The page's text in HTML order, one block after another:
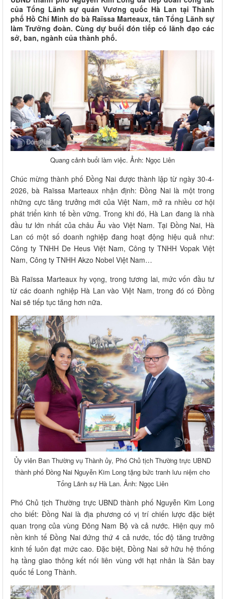
của Tổng Lãnh sự quán Vương quốc Hà Lan tại Thành
phố Hồ Chí Minh do bà Raïssa Marteaux, tân Tổng Lãnh sự
làm Trưởng đoàn. Cùng dự buổi đón tiếp có lãnh đạo các
sở, ban, ngành của thành phố.
Quang cảnh buổi làm việc. Ảnh: Ngọc Liên
Chúc mừng thành phố Đồng Nai được thành lập từ ngày 30-4-
2026, bà Raïssa Marteaux nhận định: Đồng Nai là một trong
những cực tăng trưởng mới của Việt Nam, mở ra nhiều cơ hội
phát triển kinh tế bền vững. Trong khi đó, Hà Lan đang là nhà
đầu tư lớn nhất của châu Âu vào Việt Nam. Tại Đồng Nai, Hà
Lan có một số doanh nghiệp đang hoạt động hiệu quả như:
Công ty TNHH De Heus Việt Nam, Công ty TNHH Vopak Việt
Nam, Công ty TNHH Akzo Nobel Việt Nam…
Bà Raïssa Marteaux hy vọng, trong tương lai, mức vốn đầu tư
từ các doanh nghiệp Hà Lan vào Việt Nam, trong đó có Đồng
Nai sẽ tiếp tục tăng hơn nữa.
Ủy viên Ban Thường vụ Thành ủy, Phó Chủ tịch Thường trực UBND
thành phố Đồng Nai Nguyễn Kim Long tặng bức tranh lưu niệm cho
Tổng Lãnh sự Hà Lan. Ảnh: Ngọc Liên
Phó Chủ tịch Thường trực UBND thành phố Nguyễn Kim Long
cho biết: Đồng Nai là địa phương có vị trí chiến lược đặc biệt
quan trọng của vùng Đông Nam Bộ và cả nước. Hiện quy mô
nền kinh tế Đồng Nai đứng thứ 4 cả nước, tốc độ tăng trưởng
kinh tế luôn đạt mức cao. Đặc biệt, Đồng Nai sở hữu hệ thống
hạ tầng giao thông kết nối liên vùng với hạt nhân là Sân bay
quốc tế Long Thành.